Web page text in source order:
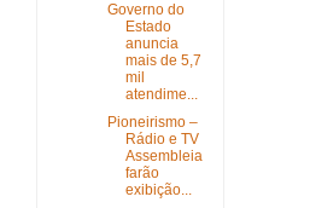
Governo do
Estado
anuncia
mais de 5,7
mil
atendime...
Pioneirismo –
Rádio e TV
Assembleia
farão
exibição...